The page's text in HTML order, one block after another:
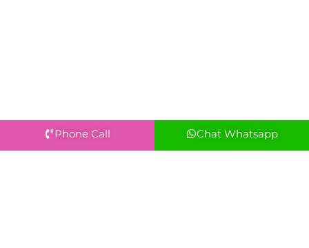
Phone Call Chat Whatsapp